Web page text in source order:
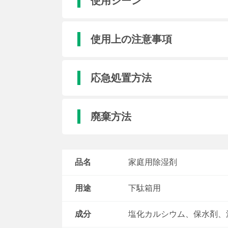
使用上の注意事項
応急処置方法
廃棄方法
品名 家庭用除湿剤
用途 下駄箱用
成分 塩化カルシウム、保水剤